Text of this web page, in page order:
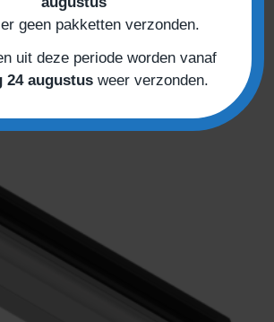
Kerntrekbeveiliging WK3
geen pakketten verzonden.
uit deze periode worden vanaf
24 augustus weer verzonden.